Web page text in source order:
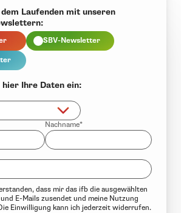
Laufenden mit unseren
SBV-Newsletter
hier Ihre Daten ein:
Nachname*
dass mir das ifb die ausgewählten
E-Mails zusendet und meine Nutzung
Einwilligung kann ich jederzeit widerrufen.